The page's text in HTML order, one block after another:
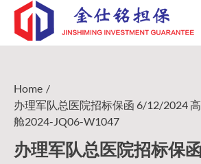
Skip
content
Home
办理军队总医院招标保函 6/12/2024
舱2024-JQ06-W1047
办理军队总医院招标保函